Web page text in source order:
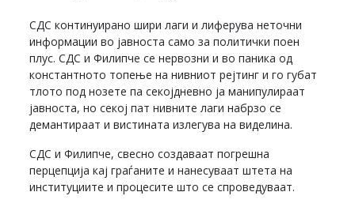
СДС континуирано шири лаги и лиферува неточни
информации во јавноста само за политички поен
плус. СДС и Филипче се нервозни и во паника од
константното топење на нивниот рејтинг и го губат
тлото под нозете па секојдневно ја манипулираат
јавноста, но секој пат нивните лаги набрзо се
демантираат и вистината излегува на виделина.
СДС и Филипче, свесно создаваат погрешна
перцепција кај граѓаните и нанесуваат штета на
институциите и процесите што се спроведуваат.